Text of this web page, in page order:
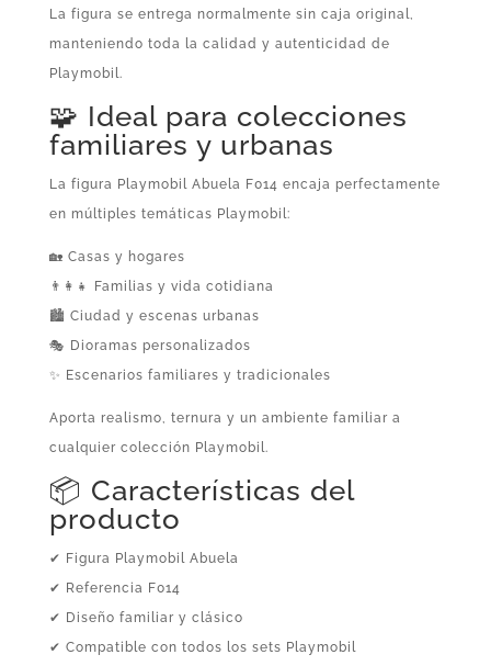
La figura se entrega normalmente sin caja original,
manteniendo toda la calidad y autenticidad de
Playmobil.
🧩 Ideal para colecciones
familiares y urbanas
La figura Playmobil Abuela F014 encaja perfectamente
en múltiples temáticas Playmobil:
🏡 Casas y hogares
👨‍👩‍👧 Familias y vida cotidiana
🏙️ Ciudad y escenas urbanas
🎭 Dioramas personalizados
✨ Escenarios familiares y tradicionales
Aporta realismo, ternura y un ambiente familiar a
cualquier colección Playmobil.
📦 Características del
producto
✔ Figura Playmobil Abuela
✔ Referencia F014
✔ Diseño familiar y clásico
✔ Compatible con todos los sets Playmobil